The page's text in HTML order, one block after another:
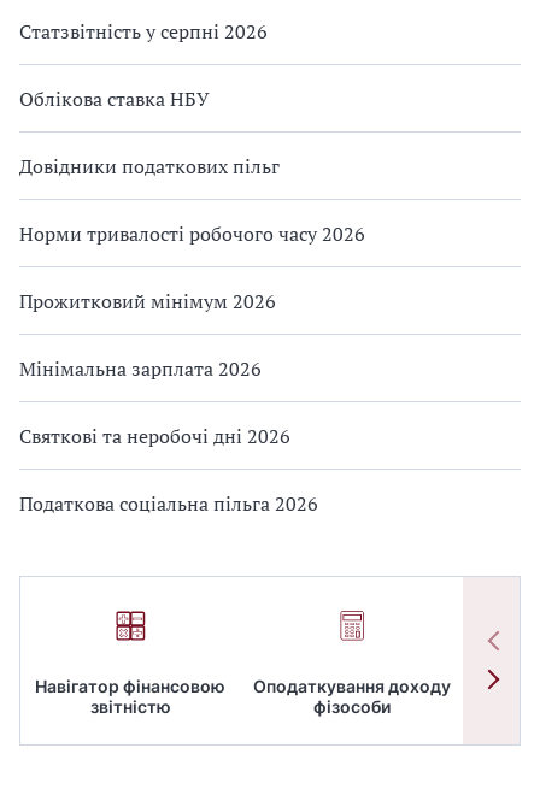
Статзвітність у серпні 2026
Облікова ставка НБУ
Довідники податкових пільг
Норми тривалості робочого часу 2026
Прожитковий мінімум 2026
Мінімальна зарплата 2026
Святкові та неробочі дні 2026
Податкова соціальна пільга 2026
Навігатор фінансовою
звітністю
Оподаткування доходу
фізособи